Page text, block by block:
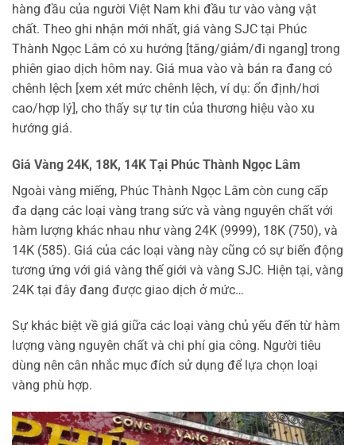
hàng đầu của người Việt Nam khi đầu tư vào vàng vật
chất. Theo ghi nhận mới nhất, giá vàng SJC tại Phúc
Thành Ngọc Lâm có xu hướng [tăng/giảm/đi ngang] trong
phiên giao dịch hôm nay. Giá mua vào và bán ra đang có
chênh lệch [xem xét mức chênh lệch, ví dụ: ổn định/hơi
cao/hợp lý], cho thấy sự tự tin của thương hiệu vào xu
hướng giá.
Giá Vàng 24K, 18K, 14K Tại Phúc Thành Ngọc Lâm
Ngoài vàng miếng, Phúc Thành Ngọc Lâm còn cung cấp
đa dạng các loại vàng trang sức và vàng nguyên chất với
hàm lượng khác nhau như vàng 24K (9999), 18K (750), và
14K (585). Giá của các loại vàng này cũng có sự biến động
tương ứng với giá vàng thế giới và vàng SJC. Hiện tại, vàng
24K tại đây đang được giao dịch ở mức…
Sự khác biệt về giá giữa các loại vàng chủ yếu đến từ hàm
lượng vàng nguyên chất và chi phí gia công. Người tiêu
dùng nên cân nhắc mục đích sử dụng để lựa chọn loại
vàng phù hợp.